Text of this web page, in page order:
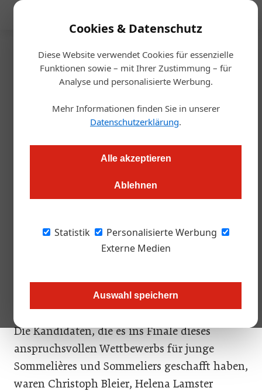
Cookies & Datenschutz
Diese Website verwendet Cookies für essenzielle
Funktionen sowie – mit Ihrer Zustimmung – für
Analyse und personalisierte Werbung.
Mehr Informationen finden Sie in unserer
Datenschutzerklärung.
Alle akzeptieren
Ablehnen
Statistik
Personalisierte Werbung
Externe Medien
Auswahl speichern
Startseite/Gastro & Hotel
Bester Nachwuchs Sommelie
Christoph Bleier ist „Bester
Nachwuchs-Sommelier“
08.11.2022, 09:44 Uhr
Junge Sommelières und Sommeliers aus der Region Ost–
Christoph Bleier von denVienna Somms
2022“. Der Wettbewerb fand heuer am 24.
Weingut Christstatt.
Die Kandidaten, die es ins Finale dieses
anspruchsvollen Wettbewerbs für junge
Sommelières und Sommeliers geschafft haben,
waren Christoph Bleier, Helena Lamster